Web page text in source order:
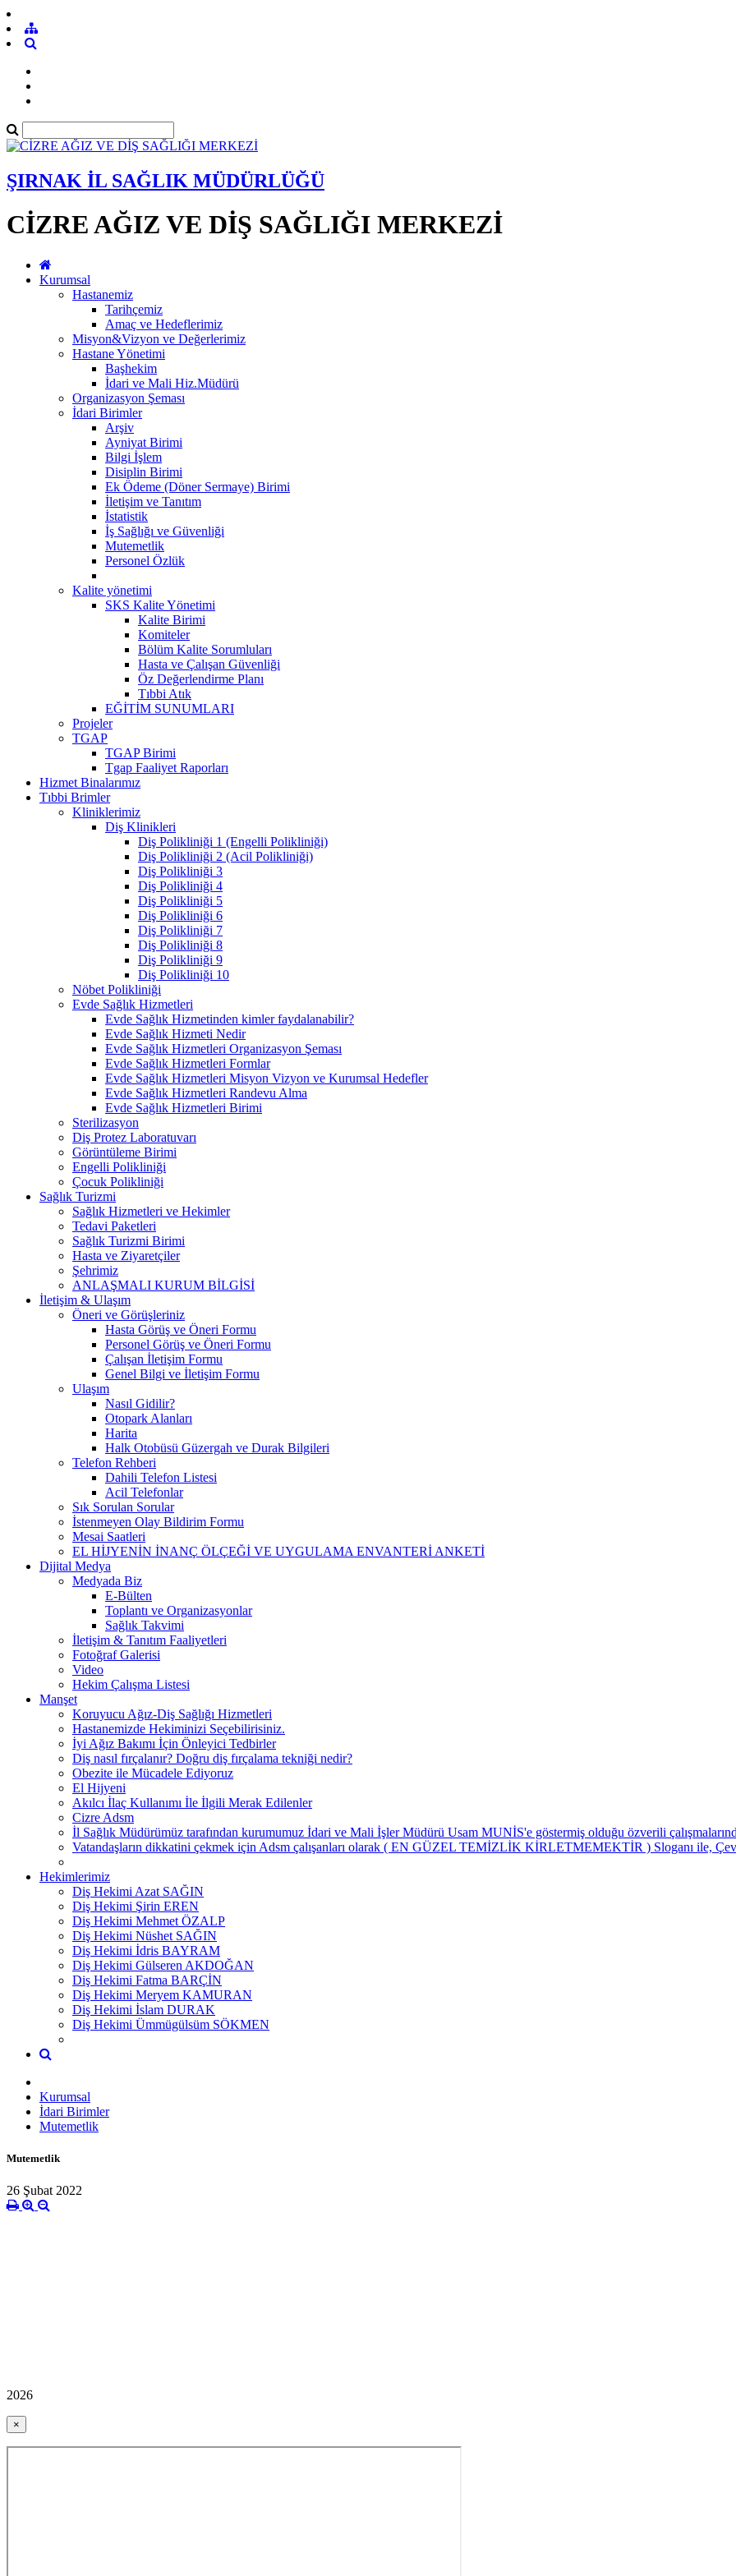
ŞIRNAK İL SAĞLIK MÜDÜRLÜĞÜ
CİZRE AĞIZ VE DİŞ SAĞLIĞI MERKEZİ
Kurumsal
Hastanemiz
Tarihçemiz
Amaç ve Hedeflerimiz
Misyon&Vizyon ve Değerlerimiz
Hastane Yönetimi
Başhekim
İdari ve Mali Hiz.Müdürü
Organizasyon Şeması
İdari Birimler
Arşiv
Ayniyat Birimi
Bilgi İşlem
Disiplin Birimi
Ek Ödeme (Döner Sermaye) Birimi
İletişim ve Tanıtım
İstatistik
İş Sağlığı ve Güvenliği
Mutemetlik
Personel Özlük
Kalite yönetimi
SKS Kalite Yönetimi
Kalite Birimi
Komiteler
Bölüm Kalite Sorumluları
Hasta ve Çalışan Güvenliği
Öz Değerlendirme Planı
Tıbbi Atık
EĞİTİM SUNUMLARI
Projeler
TGAP
TGAP Birimi
Tgap Faaliyet Raporları
Hizmet Binalarımız
Tıbbi Brimler
Kliniklerimiz
Diş Klinikleri
Diş Polikliniği 1 (Engelli Polikliniği)
Diş Polikliniği 2 (Acil Polikliniği)
Diş Polikliniği 3
Diş Polikliniği 4
Diş Polikliniği 5
Diş Polikliniği 6
Diş Polikliniği 7
Diş Polikliniği 8
Diş Polikliniği 9
Diş Polikliniği 10
Nöbet Polikliniği
Evde Sağlık Hizmetleri
Evde Sağlık Hizmetinden kimler faydalanabilir?
Evde Sağlık Hizmeti Nedir
Evde Sağlık Hizmetleri Organizasyon Şeması
Evde Sağlık Hizmetleri Formlar
Evde Sağlık Hizmetleri Misyon Vizyon ve Kurumsal Hedefler
Evde Sağlık Hizmetleri Randevu Alma
Evde Sağlık Hizmetleri Birimi
Sterilizasyon
Diş Protez Laboratuvarı
Görüntüleme Birimi
Engelli Polikliniği
Çocuk Polikliniği
Sağlık Turizmi
Sağlık Hizmetleri ve Hekimler
Tedavi Paketleri
Sağlık Turizmi Birimi
Hasta ve Ziyaretçiler
Şehrimiz
ANLAŞMALI KURUM BİLGİSİ
İletişim & Ulaşım
Öneri ve Görüşleriniz
Hasta Görüş ve Öneri Formu
Personel Görüş ve Öneri Formu
Çalışan İletişim Formu
Genel Bilgi ve İletişim Formu
Ulaşım
Nasıl Gidilir?
Otopark Alanları
Harita
Halk Otobüsü Güzergah ve Durak Bilgileri
Telefon Rehberi
Dahili Telefon Listesi
Acil Telefonlar
Sık Sorulan Sorular
İstenmeyen Olay Bildirim Formu
Mesai Saatleri
EL HİJYENİN İNANÇ ÖLÇEĞİ VE UYGULAMA ENVANTERİ ANKETİ
Dijital Medya
Medyada Biz
E-Bülten
Toplantı ve Organizasyonlar
Sağlık Takvimi
İletişim & Tanıtım Faaliyetleri
Fotoğraf Galerisi
Video
Hekim Çalışma Listesi
Manşet
Koruyucu Ağız-Diş Sağlığı Hizmetleri
Hastanemizde Hekiminizi Seçebilirisiniz.
İyi Ağız Bakımı İçin Önleyici Tedbirler
Diş nasıl fırçalanır? Doğru diş fırçalama tekniği nedir?
Obezite ile Mücadele Ediyoruz
El Hijyeni
Akılcı İlaç Kullanımı İle İlgili Merak Edilenler
Cizre Adsm
İl Sağlık Müdürümüz tarafından kurumumuz İdari ve Mali İşler Müdürü Usam MUNİS'e göstermiş olduğu özverili
Vatandaşların dikkatini çekmek için Adsm çalışanları olarak ( EN GÜZEL TEMİZLİK KİRLETMEMEKTİR ) Sloganı ile,
Hekimlerimiz
Diş Hekimi Azat SAĞIN
Diş Hekimi Şirin EREN
Diş Hekimi Mehmet ÖZALP
Diş Hekimi Nüshet SAĞIN
Diş Hekimi İdris BAYRAM
Diş Hekimi Gülseren AKDOĞAN
Diş Hekimi Fatma BARÇİN
Diş Hekimi Meryem KAMURAN
Diş Hekimi İslam DURAK
Diş Hekimi Ümmügülsüm SÖKMEN
Kurumsal
İdari Birimler
Mutemetlik
Mutemetlik
26 Şubat 2022
2026
×